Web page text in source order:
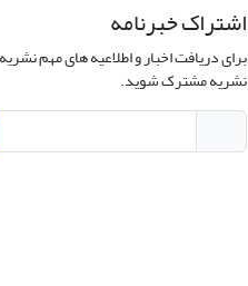
اشتراک خبرنامه
برای دریافت اخبار و اطلاعیه های مهم
نشریه مشترک شوید.